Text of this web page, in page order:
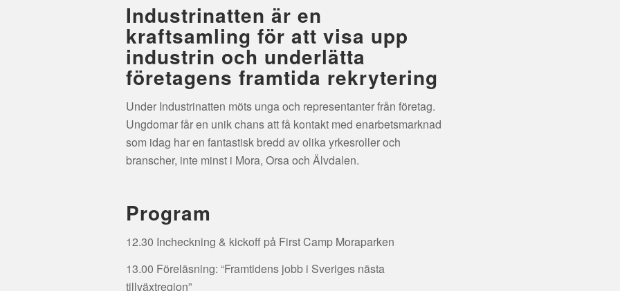
​Industrinatten är en
kraftsamling för att visa upp
industrin och underlätta
företagens framtida rekrytering
Under Industrinatten möts unga och representanter från företag.
Ungdomar får en unik chans att få kontakt med enarbetsmarknad
som idag har en fantastisk bredd av olika yrkesroller och
branscher, inte minst i Mora, Orsa och Älvdalen.
Program
12.30 Incheckning & kickoff på First Camp Moraparken
13.00 Föreläsning: “Framtidens jobb i Sveriges nästa
tillväxtregion”